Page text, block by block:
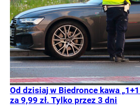
Od dzisiaj w Biedronce kawa
za 9,99 zł. Tylko przez 3 dni